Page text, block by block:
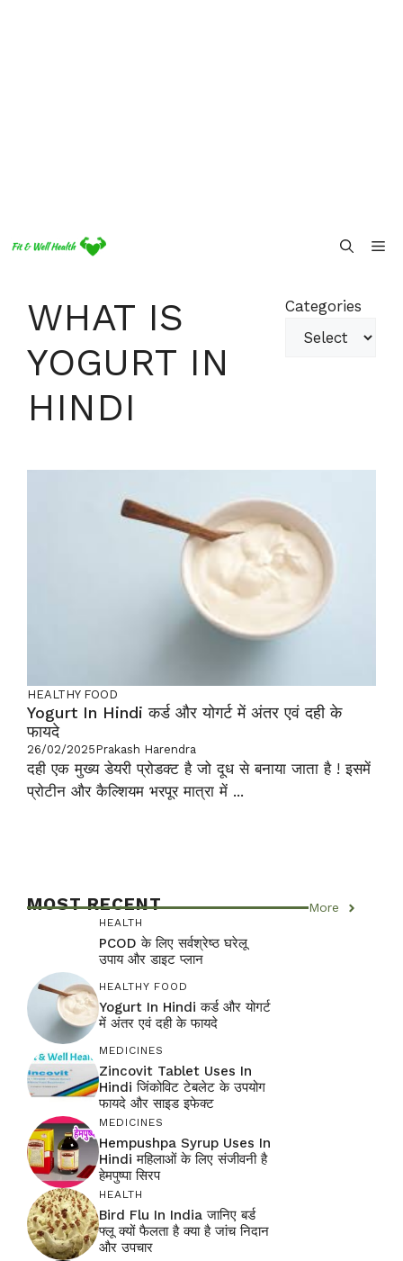
WHAT IS
YOGURT IN
HINDI
Categories
HEALTHY FOOD
Yogurt In Hindi कर्ड और योगर्ट में अंतर एवं दही के
फायदे
26/02/2025Prakash Harendra
दही एक मुख्य डेयरी प्रोडक्ट है जो दूध से बनाया जाता है ! इसमें
प्रोटीन और कैल्शियम भरपूर मात्रा में ...
MOST RECENT More
HEALTH
PCOD के लिए सर्वश्रेष्ठ घरेलू
उपाय और डाइट प्लान
HEALTHY FOOD
Yogurt In Hindi कर्ड और योगर्ट
में अंतर एवं दही के फायदे
MEDICINES
Zincovit Tablet Uses In
Hindi जिंकोविट टेबलेट के उपयोग
फायदे और साइड इफेक्ट
MEDICINES
Hempushpa Syrup Uses In
Hindi महिलाओं के लिए संजीवनी है
हेमपुष्पा सिरप
HEALTH
Bird Flu In India जानिए बर्ड
फ्लू क्यों फैलता है क्या है जांच निदान
और उपचार